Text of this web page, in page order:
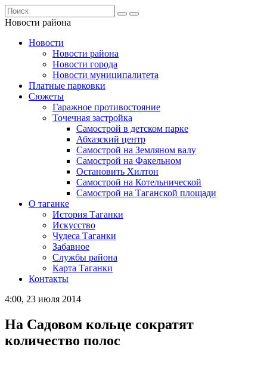
Новости района
Новости
Новости района
Новости города
Новости муниципалитета
Платные парковки
Сюжеты
Гаражное противостояние
Точечная застройка
Самострой в детском парке
Абхазский центр
Самострой на Земляном валу
Самострой на Факельном
Остановить Хилтон
Самострой на Котельнической
Самострой на Таганской площади
О таганке
История Таганки
Искусство
Чудеса Таганки
Забавное
Службы района
Карта Таганки
Контакты
4:00, 23 июля 2014
На Садовом кольце сократят
количество полос